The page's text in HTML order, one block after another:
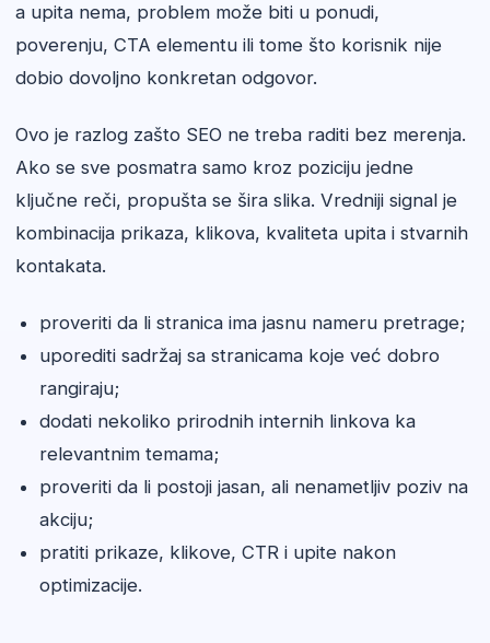
a upita nema, problem može biti u ponudi,
poverenju, CTA elementu ili tome što korisnik nije
dobio dovoljno konkretan odgovor.
Ovo je razlog zašto SEO ne treba raditi bez merenja.
Ako se sve posmatra samo kroz poziciju jedne
ključne reči, propušta se šira slika. Vredniji signal je
kombinacija prikaza, klikova, kvaliteta upita i stvarnih
kontakata.
proveriti da li stranica ima jasnu nameru pretrage;
uporediti sadržaj sa stranicama koje već dobro
rangiraju;
dodati nekoliko prirodnih internih linkova ka
relevantnim temama;
proveriti da li postoji jasan, ali nenametljiv poziv na
akciju;
pratiti prikaze, klikove, CTR i upite nakon
optimizacije.